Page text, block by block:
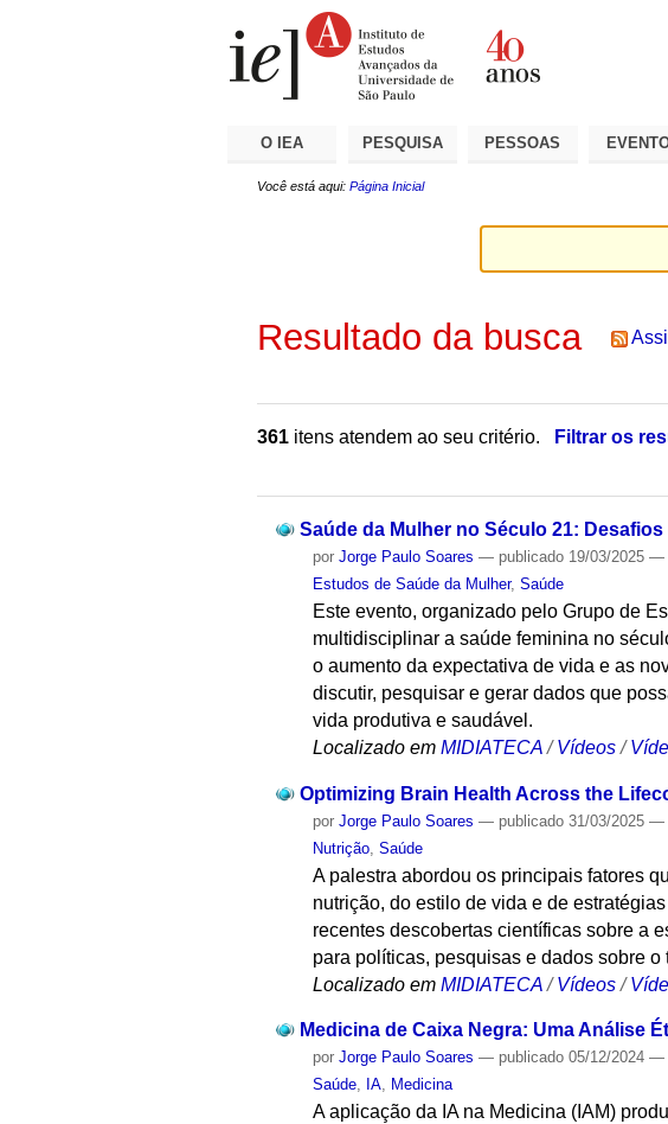
O IEA PESQUISA PESSOAS
Você está aqui: Página Inicial
Resultado da busca
361 itens atendem ao seu critério.
Filtrar os
Saúde da Mulher no Século 21:
porJorge Paulo Soares — publicado 19/03/2025—
Estudos de Saúde da Mulher,Saúde
Este evento, organizado pelo Grupo de
multidisciplinar a saúde feminina no
o aumento da expectativa de vida e as
discutir, pesquisar e gerar dados que
vida produtiva e saudável.
Localizado em MIDIATECA /Vídeos /
Optimizing Brain Health Across the
porJorge Paulo Soares — publicado 31/03/2025—
Nutrição ,Saúde
A palestra abordou os principais fatores
nutrição, do estilo de vida e de
recentes descobertas científicas sobre a
para políticas, pesquisas e dados sobre o
Localizado em MIDIATECA /Vídeos /
Medicina de Caixa Negra: Uma Análise
porJorge Paulo Soares — publicado 05/12/2024—
Saúde, IA, Medicina
A aplicação da IA ​​na Medicina (IAM)